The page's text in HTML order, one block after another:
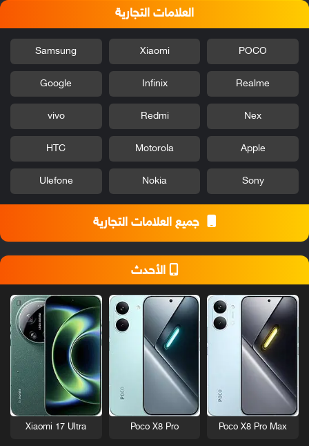
العلامات التجارية
POCO
Xiaomi
Samsung
Realme
Infinix
Google
Nex
Redmi
vivo
Apple
Motorola
HTC
Sony
Nokia
Ulefone
جميع العلامات التجارية
الأحدث
Poco X8 Pro Max
Poco X8 Pro
Xiaomi 17 Ultra